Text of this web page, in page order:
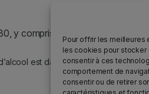
Pour offrir les
les cookies pour stocker
consentir à ces
comportement de
consentir ou de retirer
y compris les jours fériés.
est dangereux pour la santé